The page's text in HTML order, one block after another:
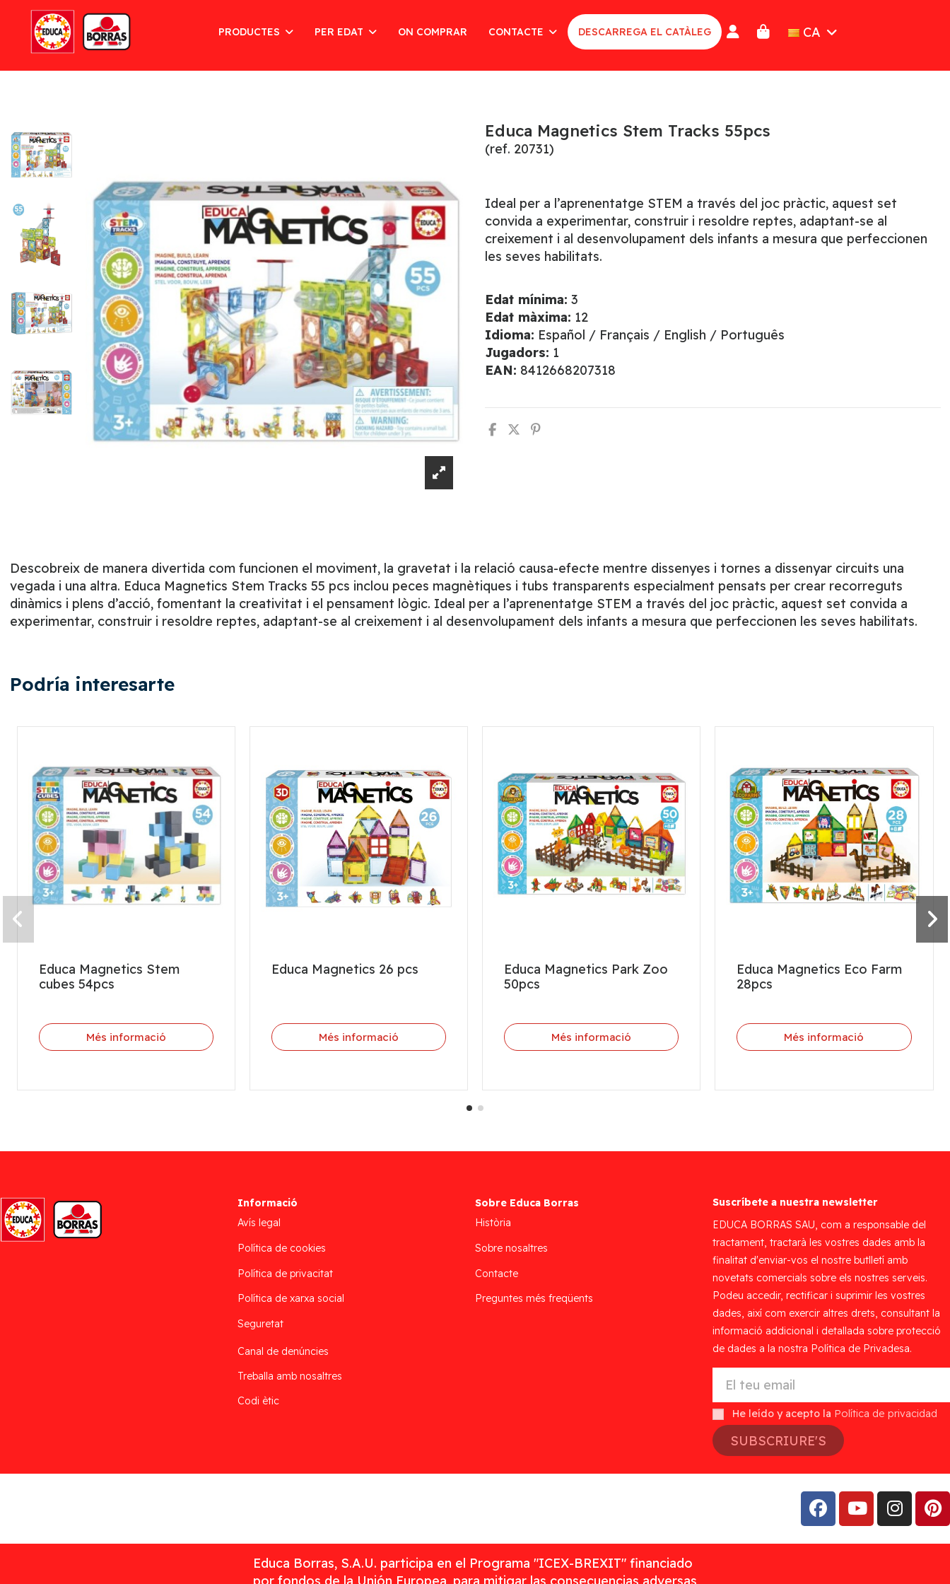
PRODUCTES PER EDAT ON COMPRAR CONTACTE DESCARREGA EL CATÀLEG CA
Educa Magnetics Stem Tracks 55pcs
(ref. 20731)
Ideal per a l’aprenentatge STEM a través del joc pràctic, aquest set
convida a experimentar, construir i resoldre reptes, adaptant-se al
creixement i al desenvolupament dels infants a mesura que perfeccionen
les seves habilitats.
Edat mínima: 3
Edat màxima: 12
Idioma: Español / Français / English / Português
Jugadors: 1
EAN: 8412668207318
Descobreix de manera divertida com funcionen el moviment, la gravetat i la relació causa-efecte mentre dissenyes i tornes a dissenyar circuits una
vegada i una altra. Educa Magnetics Stem Tracks 55 pcs inclou peces magnètiques i tubs transparents especialment pensats per crear recorreguts
dinàmics i plens d’acció, fomentant la creativitat i el pensament lògic. Ideal per a l’aprenentatge STEM a través del joc pràctic, aquest set convida a
experimentar, construir i resoldre reptes, adaptant-se al creixement i al desenvolupament dels infants a mesura que perfeccionen les seves habilitats.
Podría interesarte
Educa Magnetics Stem
cubes 54pcs
Més informació
Educa Magnetics 26 pcs
Més informació
Educa Magnetics Park Zoo
50pcs
Més informació
Educa Magnetics Eco Farm
28pcs
Més informació
Informació
Avís legal
Política de cookies
Política de privacitat
Política de xarxa social
Seguretat
Canal de denúncies
Treballa amb nosaltres
Codi ètic
Sobre Educa Borras
Història
Sobre nosaltres
Contacte
Preguntes més freqüents
Suscríbete a nuestra newsletter
EDUCA BORRAS SAU, com a responsable del
tractament, tractarà les vostres dades amb la
finalitat d'enviar-vos el nostre butlletí amb
novetats comercials sobre els nostres serveis.
Podeu accedir, rectificar i suprimir les vostres
dades, així com exercir altres drets, consultant la
informació addicional i detallada sobre protecció
de dades a la nostra Política de Privadesa.
He leído y acepto la Política de privacidad
SUBSCRIURE'S
Educa Borras, S.A.U. participa en el Programa "ICEX-BREXIT" financiado